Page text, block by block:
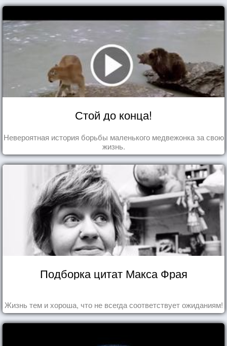
Стой до конца!
Невероятная история борьбы маленького медвежонка за свою
жизнь.
Подборка цитат Макса Фрая
Жизнь тем и хороша, что не всегда соответствует ожиданиям!